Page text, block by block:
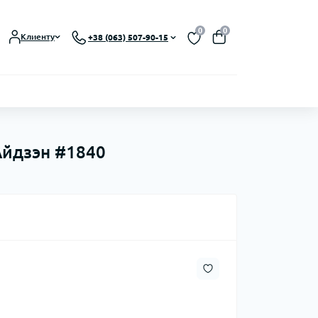
Клиенту +38 (063) 507-90-15
0 0
#1840